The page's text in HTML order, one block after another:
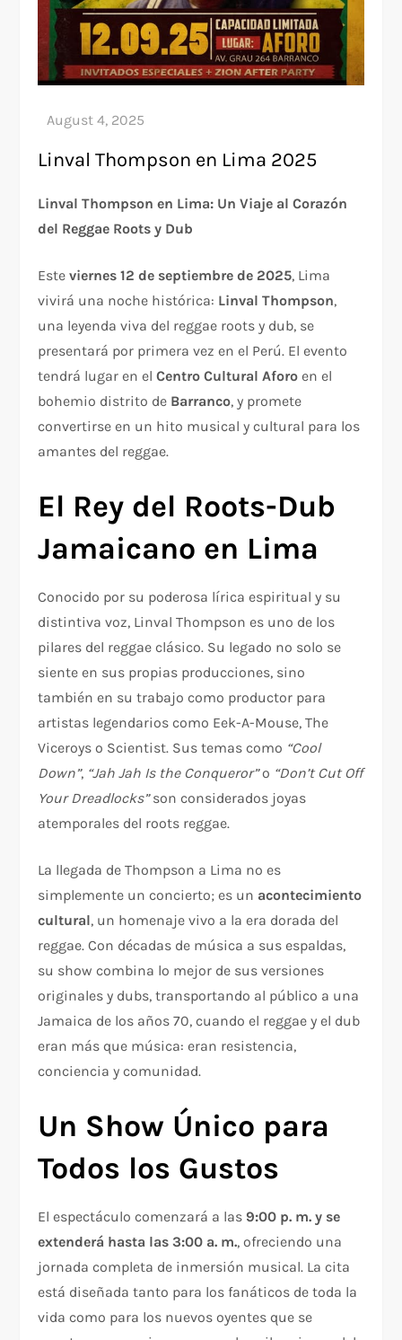
Linval Thompson en Lima 2025
Linval Thompson en Lima: Un Viaje al Corazón
del Reggae Roots y Dub
Esteviernes 12 de septiembre de 2025, Lima
vivirá una noche histórica: Linval Thompson,
una leyenda viva del reggae roots y dub, se
presentará por primera vez en el Perú. El evento
tendrá lugar en elCentro Cultural Aforo en el
bohemio distrito de Barranco, y promete
convertirse en un hito musical y cultural para los
amantes del reggae.
El Rey del Roots-Dub
Jamaicano en Lima
Conocido por su poderosa lírica espiritual y su
distintiva voz, Linval Thompson es uno de los
pilares del reggae clásico. Su legado no solo se
siente en sus propias producciones, sino
también en su trabajo como productor para
artistas legendarios como Eek-A-Mouse, The
Viceroys o Scientist. Sus temas como “Cool
Down”, “Jah Jah Is the Conqueror”o “Don’t Cut Off
Your Dreadlocks”son considerados joyas
atemporales del roots reggae.
La llegada de Thompson a Lima no es
simplemente un concierto; es un acontecimiento
cultural, un homenaje vivo a la era dorada del
reggae. Con décadas de música a sus espaldas,
su show combina lo mejor de sus versiones
originales y dubs, transportando al público a una
Jamaica de los años 70, cuando el reggae y el dub
eran más que música: eran resistencia,
conciencia y comunidad.
Un Show Único para
Todos los Gustos
El espectáculo comenzará a las 9:00 p. m. y se
extenderá hasta las 3:00 a. m., ofreciendo una
jornada completa de inmersión musical. La cita
está diseñada tanto para los fanáticos de toda la
vida como para los nuevos oyentes que se